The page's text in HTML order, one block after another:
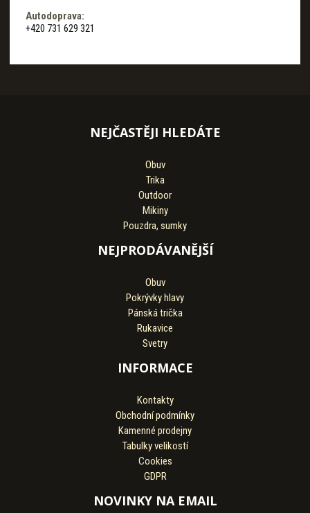
Autodoprava:
+420 731 629 321
NEJČASTĚJI HLEDÁTE
Obuv
Trika
Outdoor
Mikiny
Pouzdra, sumky
NEJPRODÁVANĚJŠÍ
Obuv
Pokrývky hlavy
Pánská trička
Rukavice
Svetry
INFORMACE
Kontakty
Obchodní podmínky
Kamenné prodejny
Tabulky velikostí
Cookies
GDPR
NOVINKY NA EMAIL